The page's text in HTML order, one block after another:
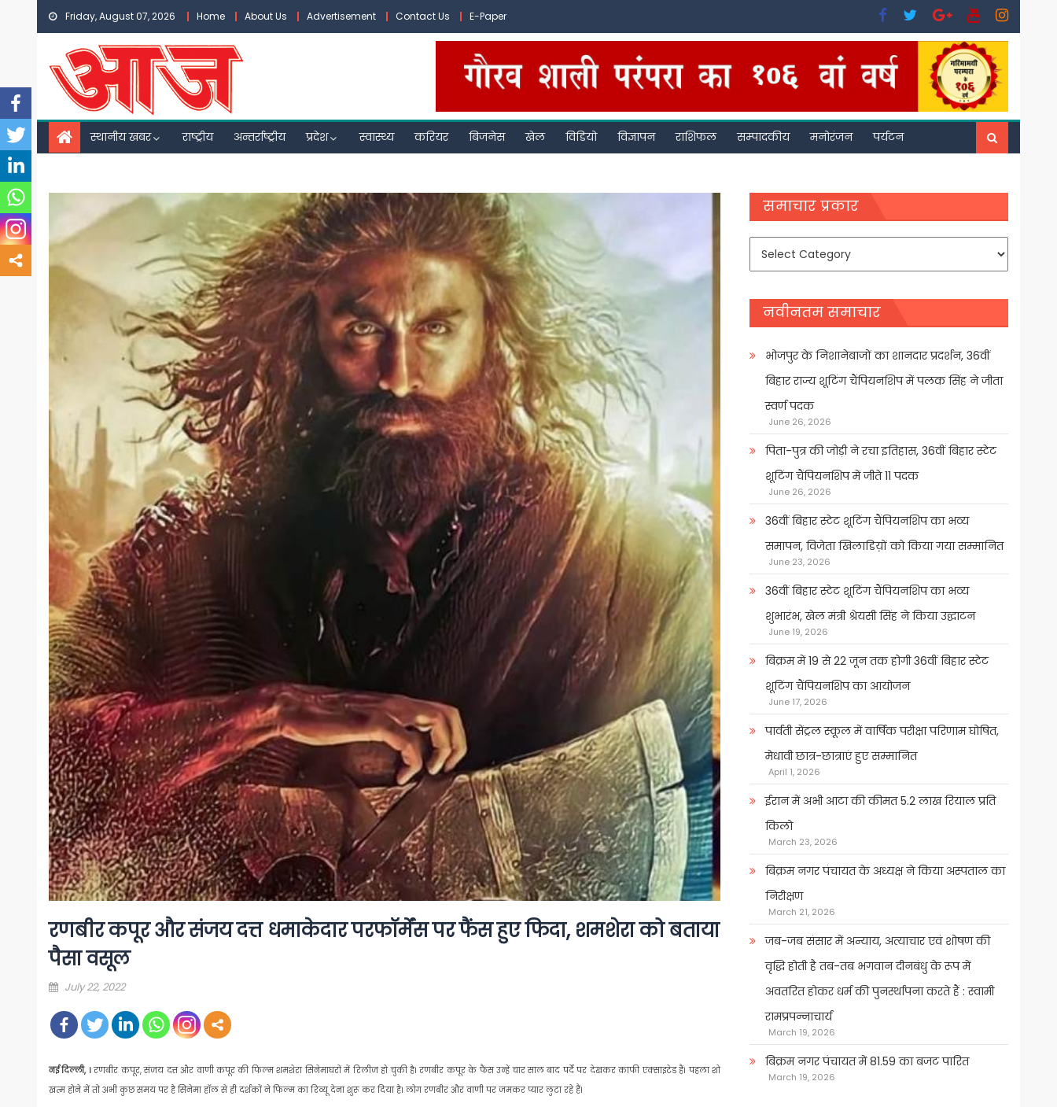
Skip
content
Friday, August 07, 2026 Home About Us Advertisement Contact Us E-Paper
स्थानीय खबर राष्ट्रीय अन्तर्राष्ट्रीय प्रदेश स्वास्थ्य करियर बिजनेस खेल विडियो विज्ञापन राशिफल सम्पादकीय मनोरंजन पर्यटन
रणबीर कपूर और संजय दत्त धमाकेदार परफॉर्मेंस पर फैंस हुए फिदा, शमशेरा को बताया
पैसा वसूल
Posted
July 22, 2022
नई दिल्ली, ।रणबीर कपूर, संजय दत्त और वाणी कपूर की फिल्म शमशेरा सिनेमाघरों में रिलीज हो चुकी है। रणबीर कपूर के फैंस उन्हें चार साल बाद पर्दे पर देखकर काफी एक्साइटेड हैं। पहला शो
खत्म होने में तो अभी कुछ समय पर है सिनेमा हॉल से ही दर्शकों ने फिल्म का रिव्यू देना शुरू कर दिया है। लोग रणबीर और वाणी पर जमकर प्यार लुटा रहे हैं।
समाचार प्रकार
समाचार
नवीनतम समाचार
भोजपुर के निशानेबाजों का शानदार प्रदर्शन, 36वीं
बिहार राज्य शूटिंग चैंपियनशिप में पलक सिंह ने जीता
स्वर्ण पदक
June 26, 2026
पिता-पुत्र की जोड़ी ने रचा इतिहास, 36वीं बिहार स्टेट
शूटिंग चैंपियनशिप में जीते 11 पदक
June 26, 2026
36वीं बिहार स्टेट शूटिंग चैंपियनशिप का भव्य
समापन, विजेता खिलाडिय़ों को किया गया सम्मानित
June 23, 2026
36वीं बिहार स्टेट शूटिंग चैंपियनशिप का भव्य
शुभारंभ, खेल मंत्री श्रेयसी सिंह ने किया उद्घाटन
June 19, 2026
बिक्रम में 19 से 22 जून तक होगी 36वीं बिहार स्टेट
शूटिंग चैंपियनशिप का आयोजन
June 17, 2026
पार्वती सेंट्रल स्कूल में वार्षिक परीक्षा परिणाम घोषित,
मेधावी छात्र-छात्राएं हुए सम्मानित
April 1, 2026
ईरान में अभी आटा की कीमत 5.2 लाख रियाल प्रति
किलो
March 23, 2026
बिक्रम नगर पंचायत के अध्यक्ष ने किया अस्पताल का
निरीक्षण
March 21, 2026
जब-जब संसार में अन्याय, अत्याचार एवं शोषण की
वृद्धि होती है तब-तब भगवान दीनबंधु के रूप में
अवतरित होकर धर्म की पुनर्स्थापना करते हैं : स्वामी
रामप्रपन्नाचार्य
March 19, 2026
बिक्रम नगर पंचायत में 81.59 का बजट पारित
March 19, 2026